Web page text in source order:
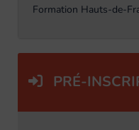
Formation Hauts-de-
PRÉ-